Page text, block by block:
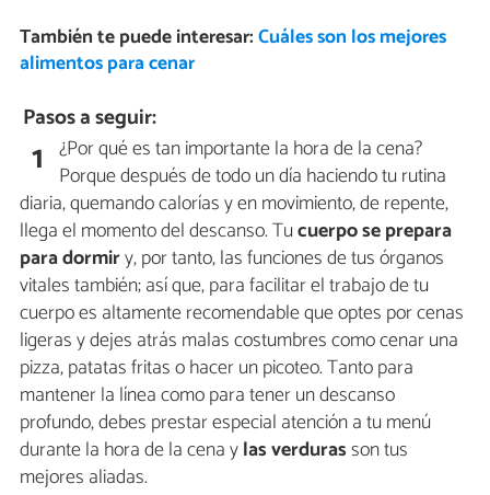
También te puede interesar:Cuáles son los mejores
alimentos para cenar
Pasos a seguir:
1 ¿Por qué es tan importante la hora de la cena?
Porque después de todo un día haciendo tu rutina
diaria, quemando calorías y en movimiento, de repente,
llega el momento del descanso. Tucuerpo se prepara
para dormiry, por tanto, las funciones de tus órganos
vitales también; así que, para facilitar el trabajo de tu
cuerpo es altamente recomendable que optes por cenas
ligeras y dejes atrás malas costumbres como cenar una
pizza, patatas fritas o hacer un picoteo. Tanto para
mantener la línea como para tener un descanso
profundo, debes prestar especial atención a tu menú
durante la hora de la cena ylas verdurasson tus
mejores aliadas.